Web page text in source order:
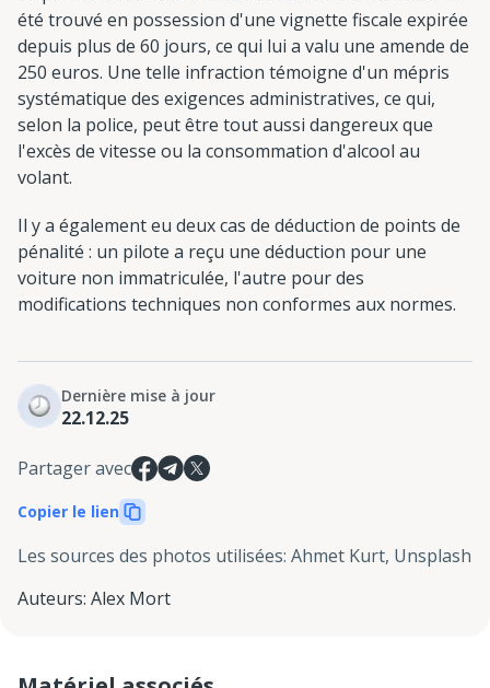
été trouvé en possession d'une vignette fiscale expirée
depuis plus de 60 jours, ce qui lui a valu une amende de
250 euros. Une telle infraction témoigne d'un mépris
systématique des exigences administratives, ce qui,
selon la police, peut être tout aussi dangereux que
l'excès de vitesse ou la consommation d'alcool au
volant.
Il y a également eu deux cas de déduction de points de
pénalité : un pilote a reçu une déduction pour une
voiture non immatriculée, l'autre pour des
modifications techniques non conformes aux normes.
Dernière mise à jour
22.12.25
Partager avec
Copier le lien
Les sources des photos utilisées: Ahmet Kurt, Unsplash
Auteurs: Alex Mort